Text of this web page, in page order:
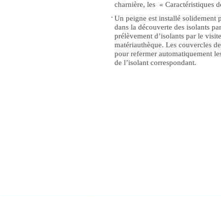
charnière, les « Caractéristiques
Un peigne est installé solidement
dans la découverte des isolants
prélèvement d’isolants par le
matériauthèque. Les couvercles
pour refermer automatiquement
de l’isolant correspondant.